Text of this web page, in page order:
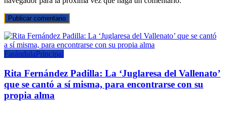
FarándulaPrincipal
Rita Fernández Padilla: La ‘Juglaresa del Vallenato’
que se cantó a sí misma, para encontrarse con su
propia alma